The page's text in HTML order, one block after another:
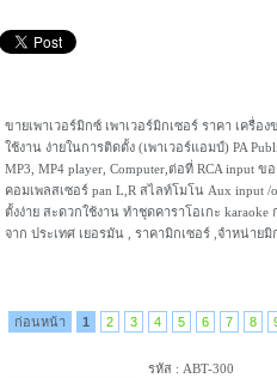
ขายเพาเวอร์มิกซ์ เพาเวอร์มิกเซอร์ ราคา เครื่อ
ใช้งาน ง่ายในการติดตั้ง (เพาเวอร์แอมป์) PA
MP3, MP4 player, Computer,ต่อที่ RCA input
คอมเพลสเซอร์ pan L,R สไลท์โมโน Aux input /
ตั้งง่าย สะดวกใช้งาน ทำชุดคาราโอเกะ
จาก ประเทศ เยอรมัน , ราคามิกเซอร์ ,จำหน่ายมิ
ก่อนหน้า 1 2 3 4 5 6 7 8
รหัส : ABT-300